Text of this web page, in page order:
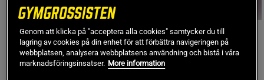
XXL
Genom att klicka på "acceptera alla cookies" samtycker du till
lagring av cookies på din enhet för att förbättra navigeringen på
webbplatsen, analysera webbplatsens användning och bistå i våra
marknadsföringsinsatser. More information